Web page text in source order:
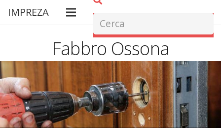
IMPREZA
Fabbro Ossona